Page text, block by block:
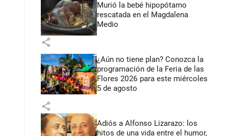
Murió la bebé hipopótamo
rescatada en el Magdalena
Medio
share
¿Aún no tiene plan? Conozca la
programación de la Feria de las
Flores 2026 para este miércoles
5 de agosto
share
Adiós a Alfonso Lizarazo: los
hitos de una vida entre el humor,